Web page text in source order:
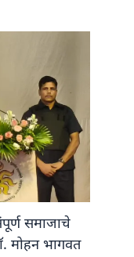
समाजाचे
मोहन भागवत